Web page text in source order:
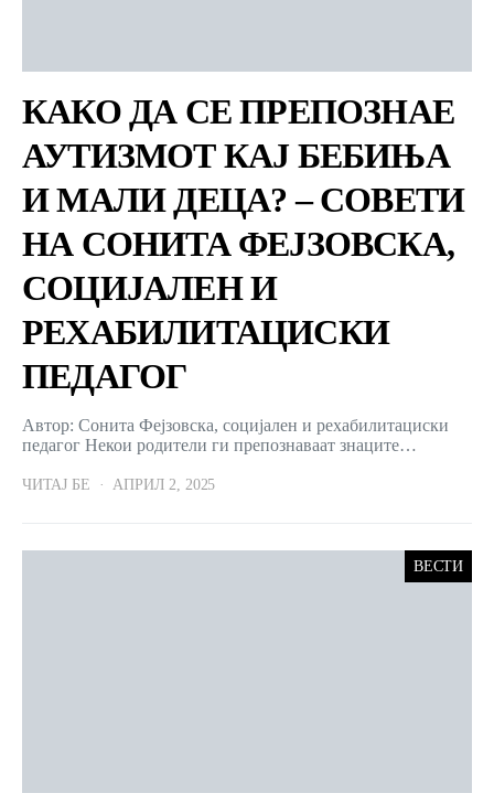
КАКО ДА СЕ ПРЕПОЗНАЕ
АУТИЗМОТ КАЈ БЕБИЊА
И МАЛИ ДЕЦА? – СОВЕТИ
НА СОНИТА ФЕЈЗОВСКА,
СОЦИЈАЛЕН И
РЕХАБИЛИТАЦИСКИ
ПЕДАГОГ
Автор: Сонита Фејзовска, социјален и рехабилитациски
педагог Некои родители ги препознаваат знаците…
ЧИТАЈ БЕ АПРИЛ 2, 2025
ВЕСТИ